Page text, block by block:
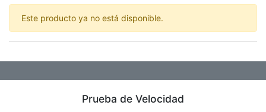
Este producto ya no está disponible.
Prueba de Velocidad